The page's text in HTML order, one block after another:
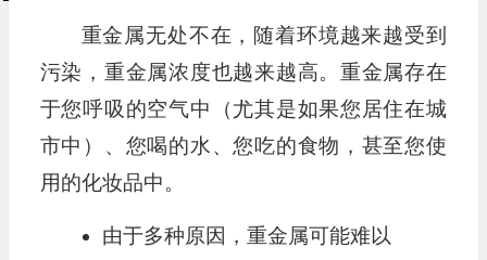
重金属无处不在，随着环境越来越受到
污染，重金属浓度也越来越高。重金属存在
于您呼吸的空气中（尤其是如果您居住在城
市中）、您喝的水、您吃的食物，甚至您使
用的化妆品中。
由于多种原因，重金属可能难以